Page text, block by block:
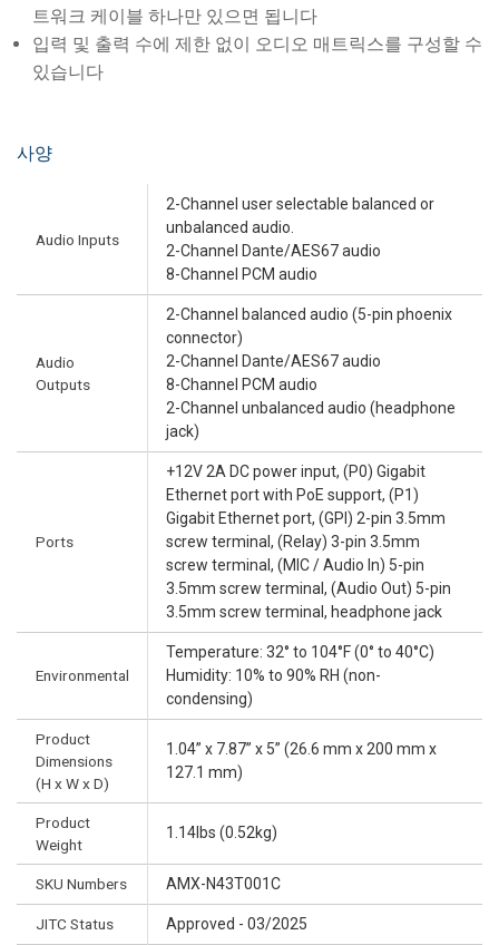
트워크 케이블 하나만 있으면 됩니다
입력 및 출력 수에 제한 없이 오디오 매트릭스를 구성할 수
있습니다
사양
Audio Inputs
2-Channel user selectable balanced or
unbalanced audio.
2-Channel Dante/AES67 audio
8-Channel PCM audio
Audio
Outputs
2-Channel balanced audio (5-pin phoenix
connector)
2-Channel Dante/AES67 audio
8-Channel PCM audio
2-Channel unbalanced audio (headphone
jack)
Ports
+12V 2A DC power input, (P0) Gigabit
Ethernet port with PoE support, (P1)
Gigabit Ethernet port, (GPI) 2-pin 3.5mm
screw terminal, (Relay) 3-pin 3.5mm
screw terminal, (MIC / Audio In) 5-pin
3.5mm screw terminal, (Audio Out) 5-pin
3.5mm screw terminal, headphone jack
Environmental
Temperature: 32° to 104°F (0° to 40°C)
Humidity: 10% to 90% RH (non-
condensing)
Product
Dimensions
(H x W x D)
1.04” x 7.87” x 5” (26.6 mm x 200 mm x
127.1 mm)
Product
Weight
1.14lbs (0.52kg)
SKU Numbers AMX-N43T001C
JITC Status Approved - 03/2025